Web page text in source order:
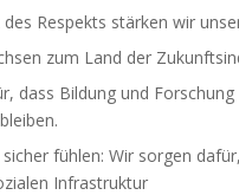
Respekts stärken wir
zum Land der
dass Bildung und Forschung
sicher fühlen: Wir sorgen
Infra­struktur